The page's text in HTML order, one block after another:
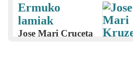
Ermuko
lamiak
Jose Mari Cruceta